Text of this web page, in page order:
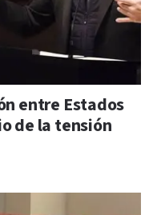
entre Estados
de la tensión